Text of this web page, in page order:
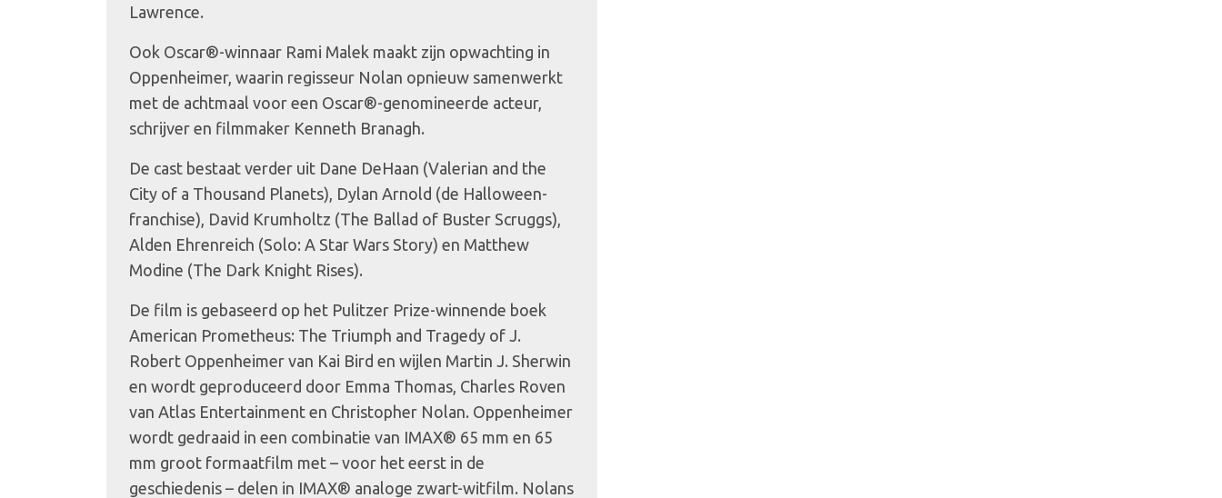
Lawrence.
Ook Oscar®-winnaar Rami Malek maakt zijn opwachting in
Oppenheimer, waarin regisseur Nolan opnieuw samenwerkt
met de achtmaal voor een Oscar®-genomineerde acteur,
schrijver en filmmaker Kenneth Branagh.
De cast bestaat verder uit Dane DeHaan (Valerian and the
City of a Thousand Planets), Dylan Arnold (de Halloween-
franchise), David Krumholtz (The Ballad of Buster Scruggs),
Alden Ehrenreich (Solo: A Star Wars Story) en Matthew
Modine (The Dark Knight Rises).
De film is gebaseerd op het Pulitzer Prize-winnende boek
American Prometheus: The Triumph and Tragedy of J.
Robert Oppenheimer van Kai Bird en wijlen Martin J. Sherwin
en wordt geproduceerd door Emma Thomas, Charles Roven
van Atlas Entertainment en Christopher Nolan. Oppenheimer
wordt gedraaid in een combinatie van IMAX® 65 mm en 65
mm groot formaatfilm met – voor het eerst in de
geschiedenis – delen in IMAX® analoge zwart-witfilm. Nolans